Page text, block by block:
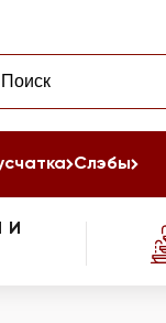
Слэбы
И